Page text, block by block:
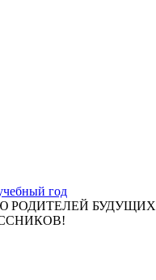
год
РОДИТЕЛЕЙ БУДУЩИХ